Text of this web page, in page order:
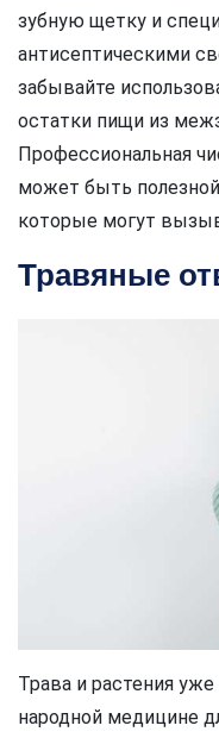
зубную щетку и
антисептическими
забывайте
остатки пищи из
Профессиональная
может быть полезной
которые могут
Травяные
Трава и растения
народной медицине